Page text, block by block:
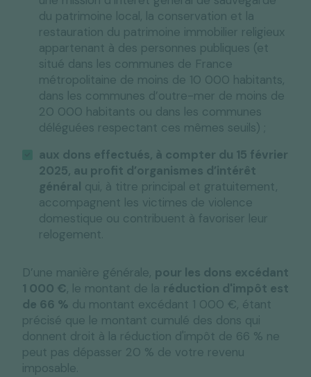
du patrimoine local, la conservation et la
restauration du patrimoine immobilier religieux
appartenant à des personnes publiques (et
situé dans les communes de France
métropolitaine de moins de 10 000 habitants,
dans les communes d’outre-mer de moins de
20 000 habitants ou dans les communes
déléguées respectant ces mêmes seuils) ;
aux dons effectués, à compter du 15 février
2025, au profit d’organismes d’intérêt
général qui, à titre principal et gratuitement,
accompagnent les victimes de violence
domestique ou contribuent à favoriser leur
relogement.
D’une manière générale, pour les dons excédant
1 000 €, le montant de la réduction d'impôt est
de 66 % du montant excédant 1 000 €, étant
précisé que le montant cumulé des dons qui
donnent droit à la réduction d'impôt de 66 % ne
peut pas dépasser 20 % de votre revenu
imposable.